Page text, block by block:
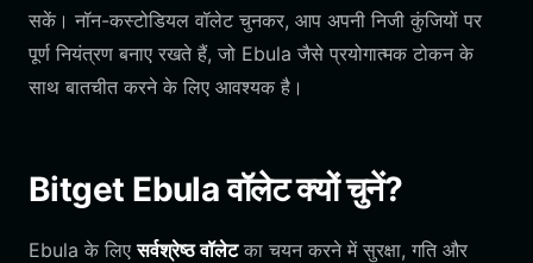
सकें। नॉन-कस्टोडियल वॉलेट चुनकर, आप अपनी निजी कुंजियों पर
पूर्ण नियंत्रण बनाए रखते हैं, जो Ebula जैसे प्रयोगात्मक टोकन के
साथ बातचीत करने के लिए आवश्यक है।
Bitget Ebula वॉलेट क्यों चुनें?
Ebula के लिएसर्वश्रेष्ठ वॉलेटका चयन करने में सुरक्षा, गति और